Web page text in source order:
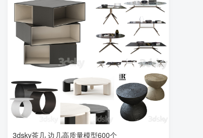
3dsky茶几 边几高质量模型600个